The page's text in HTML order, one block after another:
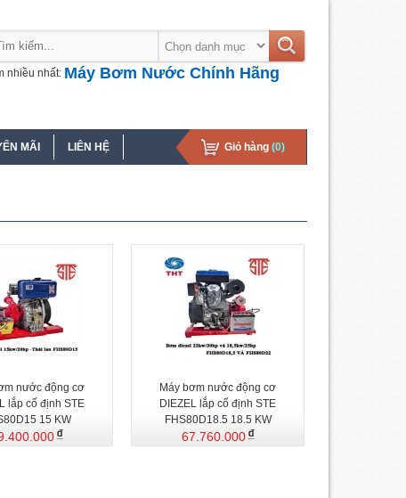
nhiều nhất: Máy Bơm Nước Chính Hãng
MÃI LIÊN HỆ Giỏ hàng (0)
nước động cơ
lắp cố định STE
15 KW
Máy bơm nước động cơ
DIEZEL lắp cố định STE
FHS80D18.5 18.5 KW
67.760.000